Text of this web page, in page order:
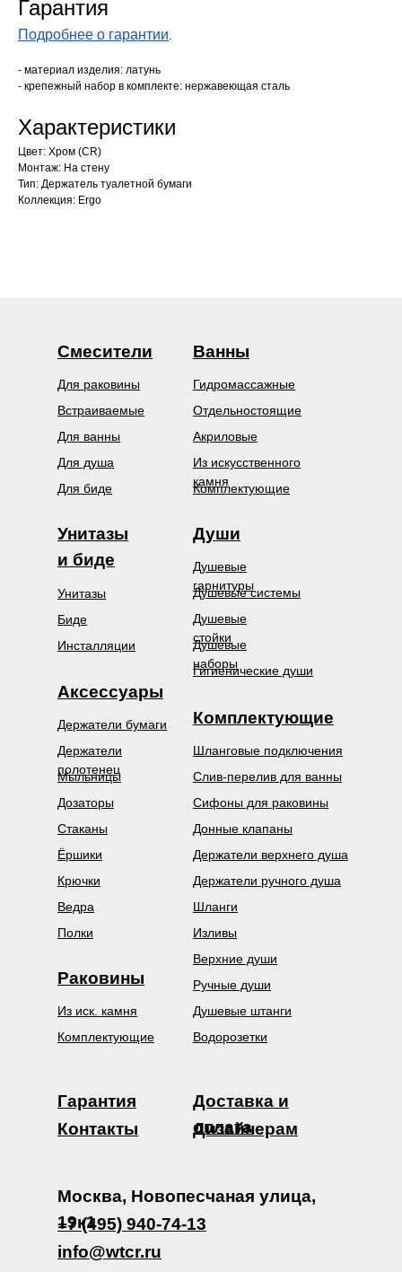
Гарантия
Подробнее о гарантии.
- материал изделия: латунь
- крепежный набор в комплекте: нержавеющая сталь
Характеристики
Цвет: Хром (CR)
Монтаж: На стену
Тип: Держатель туалетной бумаги
Коллекция: Ergo
Смесители
Души
Душевые
гарнитуры
Душевые системы
Гигиенические души
Аксессуары
Держатели бумаги
Держатели
полотенец
Мыльницы
Раковины
Из иск. камня
Комплектующие
Встраиваемые
Для биде
Для ванны
Для душа
Для раковины
Ванны
Из искусственного
камня
Комплектующие
Шланговые подключения
Слив-перелив для ванны
Сифоны для раковины
Донные клапаны
Дизайнерам
Доставка и
оплата
Гарантия
Контакты
Душевые
стойки
Душевые
наборы
Дозаторы
Держатели верхнего душа
Гидромассажные
Акриловые
Отдельностоящие
Комплектующие
Инсталляции
Биде
Унитазы
Унитазы
и биде
Стаканы
Ёршики
Крючки
Ведра
Полки
Держатели ручного душа
Шланги
Изливы
Верхние души
Ручные души
Москва, Новопесчаная улица,
19к1
info@wtcr.ru
+7 (495) 940-74-13
Душевые штанги
Водорозетки